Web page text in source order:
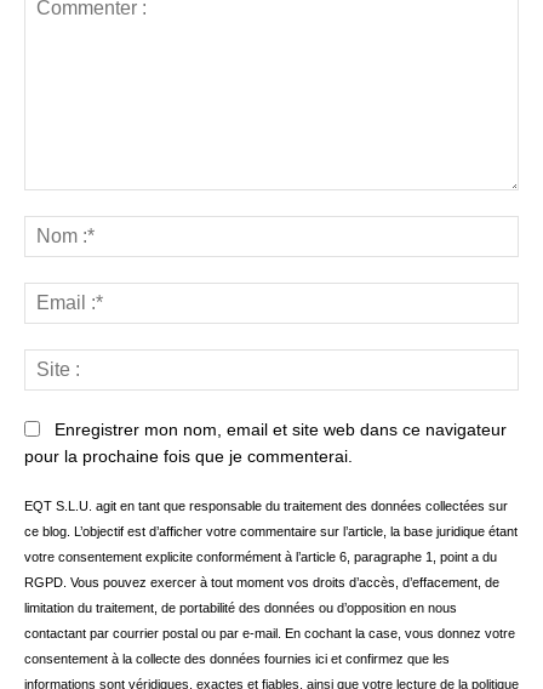
Enregistrer mon nom, email et site web dans ce navigateur
pour la prochaine fois que je commenterai.
EQT S.L.U. agit en tant que responsable du traitement des données collectées sur
ce blog. L’objectif est d’afficher votre commentaire sur l’article, la base juridique étant
votre consentement explicite conformément à l’article 6, paragraphe 1, point a du
RGPD. Vous pouvez exercer à tout moment vos droits d’accès, d’effacement, de
limitation du traitement, de portabilité des données ou d’opposition en nous
contactant par courrier postal ou par e-mail. En cochant la case, vous donnez votre
consentement à la collecte des données fournies ici et confirmez que les
informations sont véridiques, exactes et fiables, ainsi que votre lecture de la politique